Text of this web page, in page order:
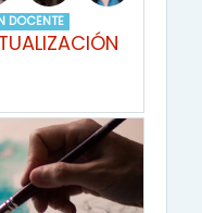
DOCENTE